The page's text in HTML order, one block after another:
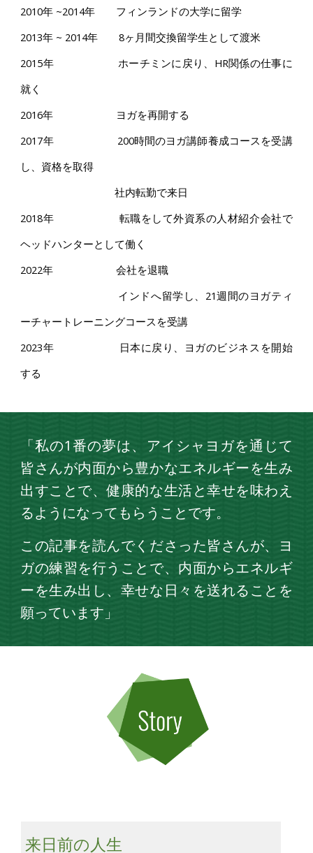
2010年 ~2014年 フィンランドの大学に留学
2013年 ~ 2014年 8ヶ月間交換留学生として渡米
2015年 ホーチミンに戻り、HR関係の仕事に
就く
2016年 ヨガを再開する
2017年 200時間のヨガ講師養成コースを受講
し、資格を取得
社内転勤で来日
2018年 転職をして外資系の人材紹介会社で
ヘッドハンターとして働く
2022年 会社を退職
インドへ留学し、21週間のヨガティ
ーチャートレーニングコースを受講
2023年
日本に戻り、ヨガのビジネスを開始
する
「私の1番の夢は、アイシャヨガを通じて
皆さんが内面から豊かなエネルギーを生み
出すことで、健康的な生活と幸せを味わえ
るようになってもらうことです。
この記事を読んでくださった皆さんが、ヨ
ガの練習を行うことで、内面からエネルギ
ーを生み出し、幸せな日々を送れることを
願っています 」
来日前の人生